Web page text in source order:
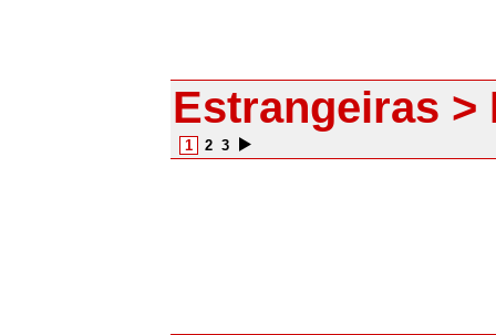
Estrangeiras >
1 2 3